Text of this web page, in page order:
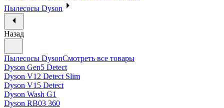
Пылесосы Dyson
Назад
Пылесосы DysonСмотреть все товары
Dyson Gen5 Detect
Dyson V12 Detect Slim
Dyson V15 Detect
Dyson Wash G1
Dyson RB03 360